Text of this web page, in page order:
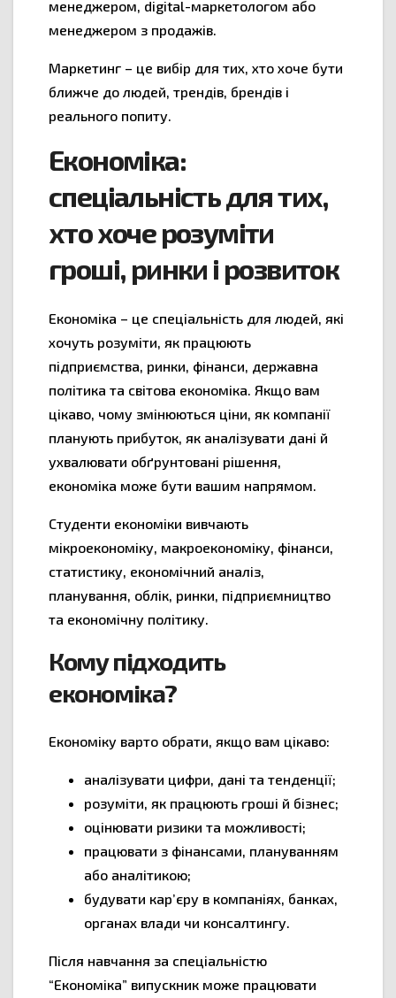
менеджером, digital-маркетологом або
менеджером з продажів.
Маркетинг – це вибір для тих, хто хоче бути
ближче до людей, трендів, брендів і
реального попиту.
Економіка:
спеціальність для тих,
хто хоче розуміти
гроші, ринки і розвиток
Економіка – це спеціальність для людей, які
хочуть розуміти, як працюють
підприємства, ринки, фінанси, державна
політика та світова економіка. Якщо вам
цікаво, чому змінюються ціни, як компанії
планують прибуток, як аналізувати дані й
ухвалювати обґрунтовані рішення,
економіка може бути вашим напрямом.
Студенти економіки вивчають
мікроекономіку, макроекономіку, фінанси,
статистику, економічний аналіз,
планування, облік, ринки, підприємництво
та економічну політику.
Кому підходить
економіка?
Економіку варто обрати, якщо вам цікаво:
аналізувати цифри, дані та тенденції;
розуміти, як працюють гроші й бізнес;
оцінювати ризики та можливості;
працювати з фінансами, плануванням
або аналітикою;
будувати кар’єру в компаніях, банках,
органах влади чи консалтингу.
Після навчання за спеціальністю
“Економіка” випускник може працювати